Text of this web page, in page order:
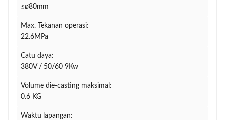
≤ø80mm
Max. Tekanan operasi:
22.6MPa
Catu daya:
380V / 50/60 9Kw
Volume die-casting maksimal:
0.6 KG
Waktu lapangan: